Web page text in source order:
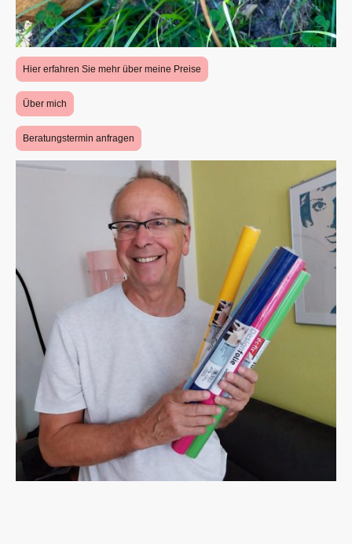
Hier erfahren Sie mehr über meine Preise
Über mich
Beratungstermin anfragen